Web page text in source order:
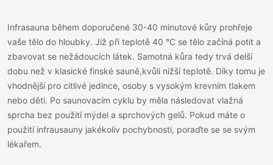
Infrasauna během doporučené 30-40 minutové kůry prohřeje
vaše tělo do hloubky. Již při teplotě 40 °C se tělo začíná potit a
zbavovat se nežádoucích látek. Samotná kůra tedy trvá delší
dobu než v klasické finské sauně,kvůli nižší teplotě. Díky tomu je
vhodnější pro citlivé jedince, osoby s vysokým krevním tlakem
nebo děti. Po saunovacím cyklu by měla následovat vlažná
sprcha bez použití mýdel a sprchových gelů. Pokud máte o
použití infrausauny jakékoliv pochybnosti, poraďte se se svým
lékařem.